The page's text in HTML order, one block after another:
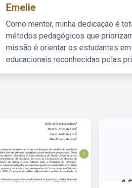
Emelie
Como mentor, minha dedicação é
métodos pedagógicos que
missão é orientar os estudantes
educacionais reconhecidas pelas